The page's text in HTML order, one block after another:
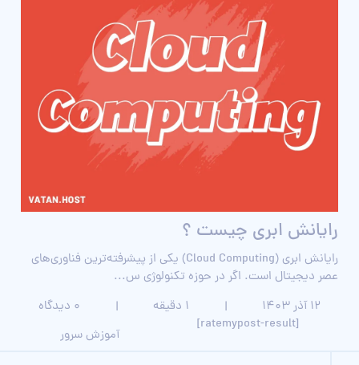
رایانش ابری چیست ؟
رایانش ابری (Cloud Computing) یکی از پیشرفته‌ترین فناوری‌های
عصر دیجیتال است. اگر در حوزه تکنولوژی س...
۱۲ آذر ۱۴۰۳
| 1 دقیقه |
0 دیدگاه
[ratemypost-result]
آموزش سرور